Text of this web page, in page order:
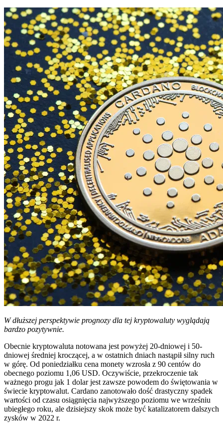
W dłuższej perspektywie prognozy dla tej kryptowaluty wyglądają
bardzo pozytywnie.
Obecnie kryptowaluta notowana jest powyżej 20-dniowej i 50-
dniowej średniej kroczącej, a w ostatnich dniach nastąpił silny ruch
w górę. Od poniedziałku cena monety wzrosła z 90 centów do
obecnego poziomu 1,06 USD. Oczywiście, przekroczenie tak
ważnego progu jak 1 dolar jest zawsze powodem do świętowania w
świecie kryptowalut. Cardano zanotowało dość drastyczny spadek
wartości od czasu osiągnięcia najwyższego poziomu we wrześniu
ubiegłego roku, ale dzisiejszy skok może być katalizatorem dalszych
zysków w 2022 r.